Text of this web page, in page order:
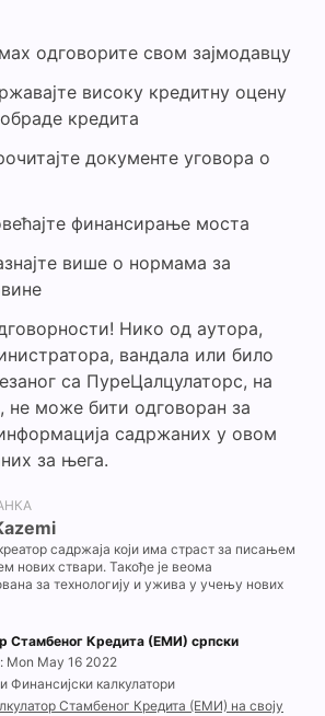
одговорите свом зајмодавцу
високу кредитну оцену
кредита
документе уговора о
финансирање моста
више о нормама за
Нико од аутора,
вандала или било
са ПуреЦалцулаторс, на
не може бити одговоран за
садржаних у овом
за њега.
садржаја који има страст за писањем
нових ствари. Такође је веома
за технологију и ужива у учењу нових
Стамбеног Кредита (ЕМИ) српски
Mon May 16 2022
Финансијски калкулатори
Стамбеног Кредита (ЕМИ) на своју